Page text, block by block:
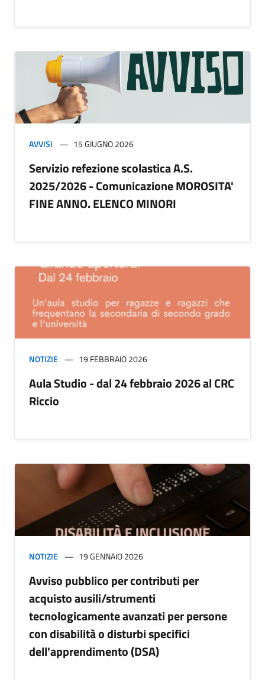
AVVISI 15 GIUGNO 2026
Servizio refezione scolastica A.S.
2025/2026 - Comunicazione MOROSITA'
FINE ANNO. ELENCO MINORI
NOTIZIE 19 FEBBRAIO 2026
Aula Studio - dal 24 febbraio 2026 al CRC
Riccio
NOTIZIE 19 GENNAIO 2026
Avviso pubblico per contributi per
acquisto ausili/strumenti
tecnologicamente avanzati per persone
con disabilità o disturbi specifici
dell'apprendimento (DSA)